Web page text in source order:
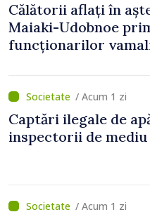
Călătorii aflați în
Maiaki-Udobnoe
funcționarilor
/ Acum 1 zi
Captări ilegale de
inspectorii de mediu
/ Acum 1 zi